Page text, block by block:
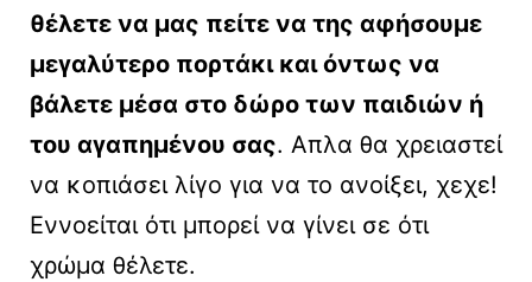
θέλετε να μας πείτε να της αφήσουμε
μεγαλύτερο πορτάκι και όντως να
βάλετε μέσα στο δώρο των παιδιών ή
του αγαπημένου σας. Απλα θα χρειαστεί
να κοπιάσει λίγο για να το ανοίξει, χεχε!
Εννοείται ότι μπορεί να γίνει σε ότι
χρώμα θέλετε.